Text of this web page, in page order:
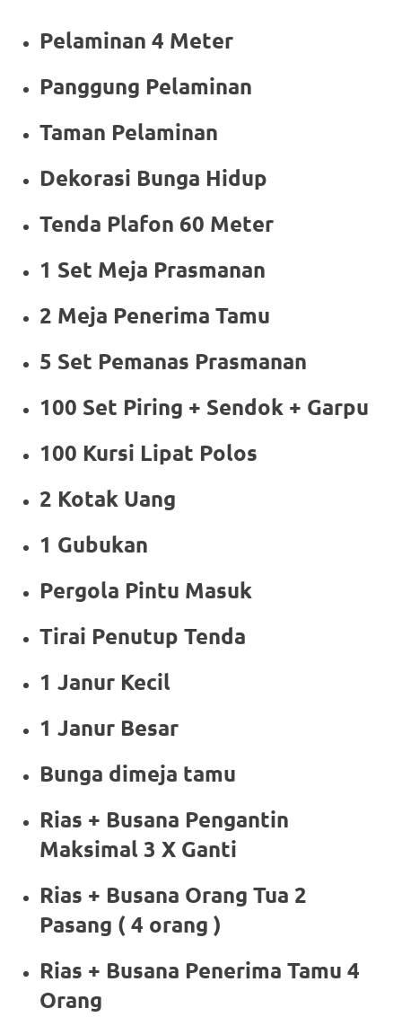
Pelaminan 4 Meter
Panggung Pelaminan
Taman Pelaminan
Dekorasi Bunga Hidup
Tenda Plafon 60 Meter
1 Set Meja Prasmanan
2 Meja Penerima Tamu
5 Set Pemanas Prasmanan
100 Set Piring + Sendok + Garpu
100 Kursi Lipat Polos
2 Kotak Uang
1 Gubukan
Pergola Pintu Masuk
Tirai Penutup Tenda
1 Janur Kecil
1 Janur Besar
Bunga dimeja tamu
Rias + Busana Pengantin
Maksimal 3 X Ganti
Rias + Busana Orang Tua 2
Pasang ( 4 orang )
Rias + Busana Penerima Tamu 4
Orang